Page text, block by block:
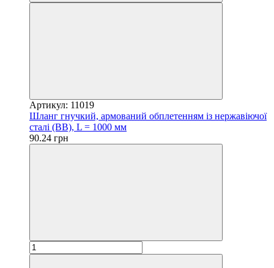
Артикул: 11019
Шланг гнучкий, армований обплетенням із нержавіючої
сталі (ВВ), L = 1000 мм
90.24 грн